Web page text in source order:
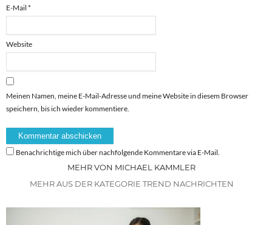
E-Mail *
Website
Meinen Namen, meine E-Mail-Adresse und meine Website in diesem Browser
speichern, bis ich wieder kommentiere.
Benachrichtige mich über nachfolgende Kommentare via E-Mail.
MEHR VON MICHAEL KAMMLER
MEHR AUS DER KATEGORIE TREND NACHRICHTEN